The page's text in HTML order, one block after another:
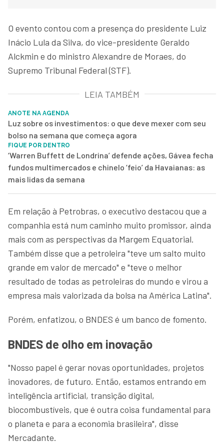
O evento contou com a presença do presidente Luiz
Inácio Lula da Silva, do vice-presidente Geraldo
Alckmin e do ministro Alexandre de Moraes, do
Supremo Tribunal Federal (STF).
LEIA TAMBÉM
ANOTE NA AGENDA
Luz sobre os investimentos: o que deve mexer com seu
bolso na semana que começa agora
FIQUE POR DENTRO
‘Warren Buffett de Londrina’ defende ações, Gávea fecha
fundos multimercados e chinelo ‘feio’ da Havaianas: as
mais lidas da semana
Em relação à Petrobras, o executivo destacou que a
companhia está num caminho muito promissor, ainda
mais com as perspectivas da Margem Equatorial.
Também disse que a petroleira "teve um salto muito
grande em valor de mercado" e "teve o melhor
resultado de todas as petroleiras do mundo e virou a
empresa mais valorizada da bolsa na América Latina".
Porém, enfatizou, o BNDES é um banco de fomento.
BNDES de olho em inovação
"Nosso papel é gerar novas oportunidades, projetos
inovadores, de futuro. Então, estamos entrando em
inteligência artificial, transição digital,
biocombustíveis, que é outra coisa fundamental para
o planeta e para a economia brasileira", disse
Mercadante.